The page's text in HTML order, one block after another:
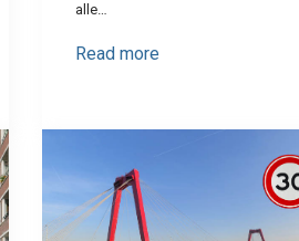
alle…
Read more